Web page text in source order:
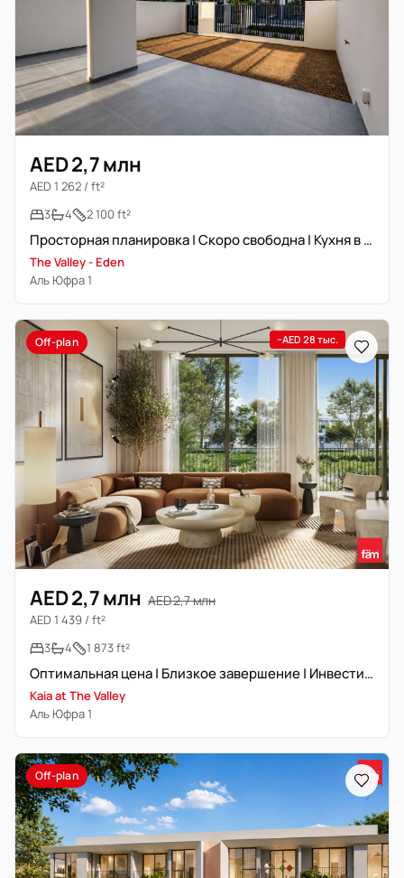
AED 2,7 млн
AED 1 262 / ft²
3
4 2 100 ft²
Просторная планировка | Скоро свободна | Кухня в центре
The Valley - Eden
Аль Юфра 1
Off-plan −AED 28 тыс.
AED 2,7 млн AED 2,7 млн
AED 1 439 / ft²
3
4 1 873 ft²
Оптимальная цена | Близкое завершение | Инвестиционное предложение
Kaia at The Valley
Аль Юфра 1
Off-plan